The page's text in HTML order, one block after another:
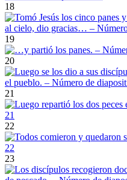
18
19
20
21
22
23